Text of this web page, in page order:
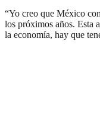
“Yo creo que México
los próximos años. Esta
la economía, hay que